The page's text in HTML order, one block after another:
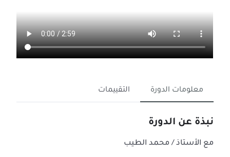
معلومات الدورة التقييمات
نبذة عن الدورة
مع الأستاذ / محمد الطيب